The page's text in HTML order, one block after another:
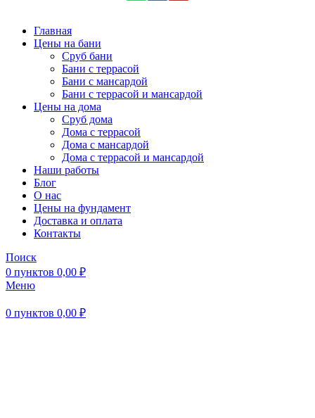
Главная
Цены на бани
Сруб бани
Бани с террасой
Бани с мансардой
Бани с террасой и мансардой
Цены на дома
Сруб дома
Дома с террасой
Дома с мансардой
Дома с террасой и мансардой
Наши работы
Блог
О нас
Цены на фундамент
Доставка и оплата
Контакты
Поиск
0 пунктов 0,00 ₽
Меню
0 пунктов 0,00 ₽